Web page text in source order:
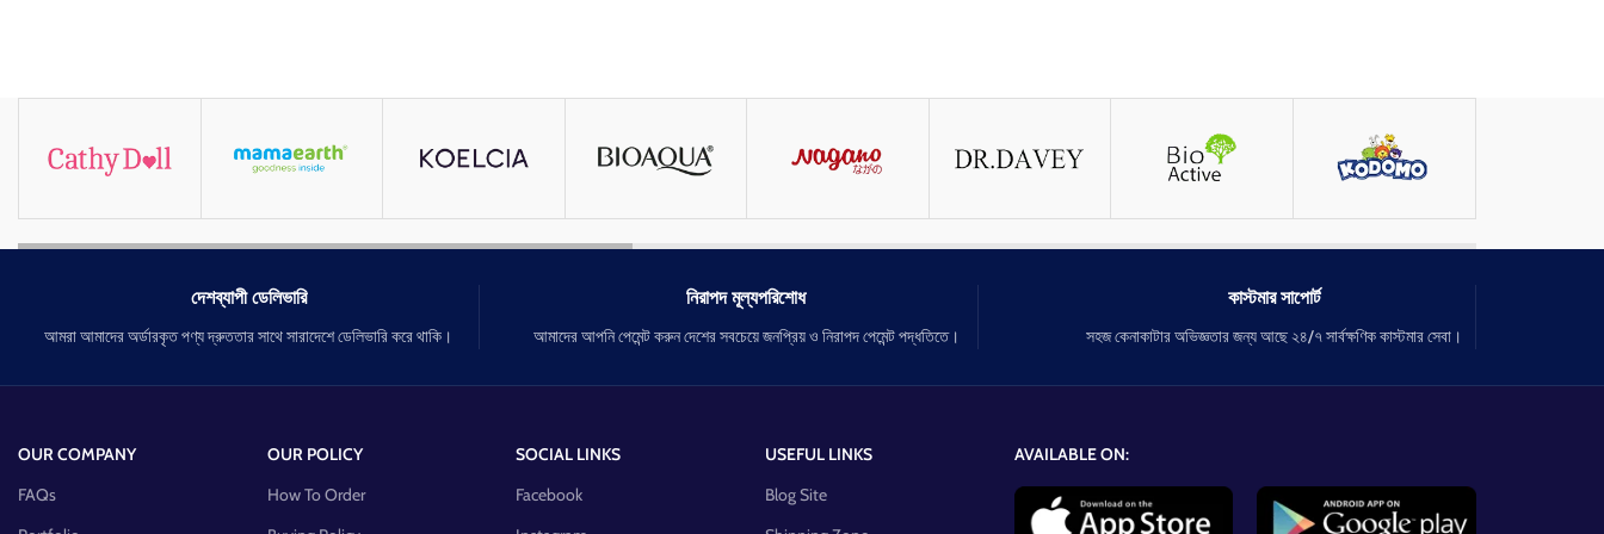
দেশব্যাপী ডেলিভারি
আমরা আমাদের অর্ডারকৃত পণ্য দ্রুততার সাথে সারাদেশে ডেলিভারি করে থাকি।
নিরাপদ মূল্যপরিশোধ
আমাদের আপনি পেমেন্ট করুন দেশের সবচেয়ে জনপ্রিয় ও নিরাপদ পেমেন্ট পদ্ধতিতে।
কাস্টমার সাপোর্ট
সহজ কেনাকাটার অভিজ্ঞতার জন্য আছে ২৪/৭ সার্বক্ষণিক কাস্টমার সেবা।
OUR COMPANY
FAQs
OUR POLICY
How To Order
SOCIAL LINKS
Facebook
USEFUL LINKS
Blog Site
AVAILABLE ON: